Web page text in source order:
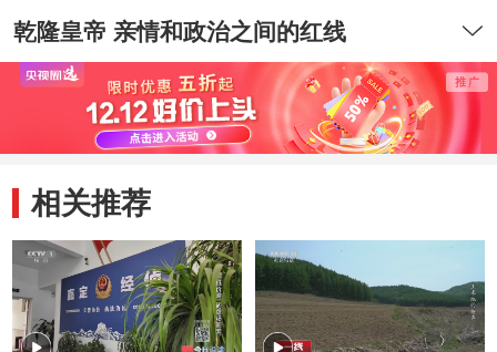
乾隆皇帝 亲情和政治之间的红线
相关推荐